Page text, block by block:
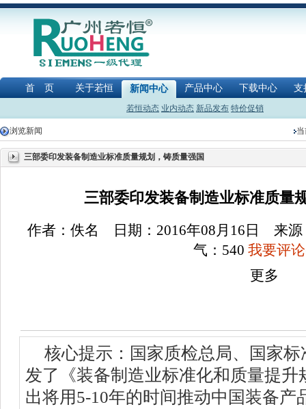
首 页 关于若恒 新闻中心 产品中心 下载中心 支
若恒动态 业内动态 新品发布 特价促销
浏览新闻
三部委印发装备制造业标准质量规划，铸质量强国
三部委印发装备制造业标准质量
作者：佚名 日期：2016年08月16日 来
气： 540 我要评
更多
核心提示：国家质检总局、国家
发了《装备制造业标准化和质量提
出将用5-10年的时间推动中国装备产